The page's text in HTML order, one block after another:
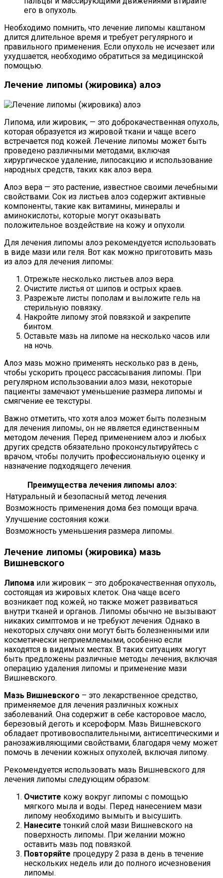
его в опухоль.
Необходимо помнить, что лечение липомы каштаном
длится длительное время и требует регулярного и
правильного применения. Если опухоль не исчезает или
ухудшается, необходимо обратиться за медицинской
помощью.
Лечение липомы (жировика) алоэ
Липома, или жировик, — это доброкачественная опухоль,
которая образуется из жировой ткани и чаще всего
встречается под кожей. Лечение липомы может быть
проведено различными методами, включая
хирургическое удаление, липосакцию и использование
народных средств, таких как алоэ вера.
Алоэ вера — это растение, известное своими лечебными
свойствами. Сок из листьев алоэ содержит активные
компоненты, такие как витамины, минералы и
аминокислоты, которые могут оказывать
положительное воздействие на кожу и опухоли.
Для лечения липомы алоэ рекомендуется использовать
в виде мази или геля. Вот как можно приготовить мазь
из алоэ для лечения липомы:
Отрежьте несколько листьев алоэ вера.
Очистите листья от шипов и острых краев.
Разрежьте листы пополам и выложите гель на
стерильную повязку.
Накройте липому этой повязкой и закрепите
бинтом.
Оставьте мазь на липоме на несколько часов или
на ночь.
Алоэ мазь можно применять несколько раз в день,
чтобы ускорить процесс рассасывания липомы. При
регулярном использовании алоэ мази, некоторые
пациенты замечают уменьшение размера липомы и
смягчение ее текстуры.
Важно отметить, что хотя алоэ может быть полезным
для лечения липомы, он не является единственным
методом лечения. Перед применением алоэ и любых
других средств обязательно проконсультируйтесь с
врачом, чтобы получить профессиональную оценку и
назначение подходящего лечения.
Преимущества лечения липомы алоэ:
Натуральный и безопасный метод лечения.
Возможность применения дома без помощи врача.
Улучшение состояния кожи.
Возможность уменьшения размера липомы.
Лечение липомы (жировика) мазь
Вишневского
Липома или жировик – это доброкачественная опухоль,
состоящая из жировых клеток. Она чаще всего
возникает под кожей, но также может развиваться
внутри тканей и органов. Липомы обычно не вызывают
никаких симптомов и не требуют лечения. Однако в
некоторых случаях они могут быть болезненными или
косметически неприемлемыми, особенно если
находятся в видимых местах. В таких ситуациях могут
быть предложены различные методы лечения, включая
операцию удаления липомы и применение мази
Вишневского.
Мазь Вишневского – это лекарственное средство,
применяемое для лечения различных кожных
заболеваний. Она содержит в себе касторовое масло,
березовый деготь и ксероформ. Мазь Вишневского
обладает противовоспалительными, антисептическими и
ранозаживляющими свойствами, благодаря чему может
помочь в лечении кожных опухолей, включая липому.
Рекомендуется использовать мазь Вишневского для
лечения липомы следующим образом:
Очистите кожу вокруг липомы с помощью
мягкого мыла и воды. Перед нанесением мази
липому необходимо вымыть и высушить.
Нанесите тонкий слой мази Вишневского на
поверхность липомы. При желании можно
оставить мазь под повязкой.
Повторяйте процедуру 2 раза в день в течение
нескольких недель или до полного исчезновения
липомы.